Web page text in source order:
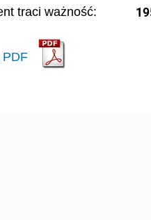
traci ważność:
PDF